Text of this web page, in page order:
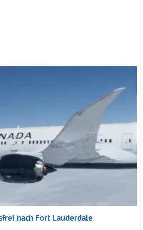
nach Fort Lauderdale